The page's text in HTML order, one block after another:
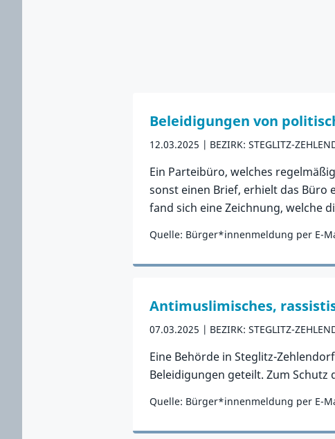
Beleidigungen von
12.03.2025 BEZIRK: STEGLITZ-
Ein Parteibüro, welches
sonst einen Brief, erhielt das Büro
fand sich eine Zeichnung, welche
Quelle: Bürger*innenmeldung per E-
Zum Vorfall
Antimuslimisches,
07.03.2025 BEZIRK: STEGLITZ-
Eine Behörde in Steglitz-
Beleidigungen geteilt. Zum
Quelle: Bürger*innenmeldung per E-
Zum Vorfall